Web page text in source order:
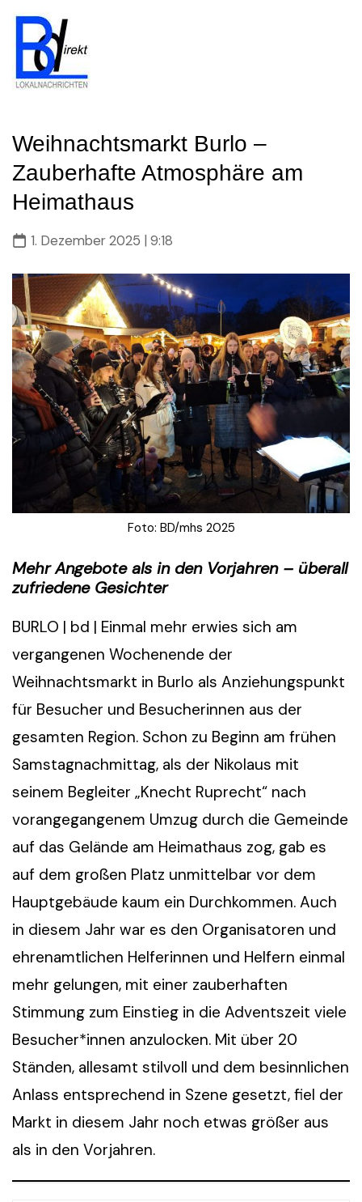
Skip
to
content
Weihnachtsmarkt Burlo –
Zauberhafte Atmosphäre am
Heimathaus
1. Dezember 2025 | 9:18
Foto: BD/mhs 2025
Mehr Angebote als in den Vorjahren – überall
zufriedene Gesichter
BURLO | bd | Einmal mehr erwies sich am
vergangenen Wochenende der
Weihnachtsmarkt in Burlo als Anziehungspunkt
für Besucher und Besucherinnen aus der
gesamten Region. Schon zu Beginn am frühen
Samstagnachmittag, als der Nikolaus mit
seinem Begleiter „Knecht Ruprecht“ nach
vorangegangenem Umzug durch die Gemeinde
auf das Gelände am Heimathaus zog, gab es
auf dem großen Platz unmittelbar vor dem
Hauptgebäude kaum ein Durchkommen. Auch
in diesem Jahr war es den Organisatoren und
ehrenamtlichen Helferinnen und Helfern einmal
mehr gelungen, mit einer zauberhaften
Stimmung zum Einstieg in die Adventszeit viele
Besucher*innen anzulocken. Mit über 20
Ständen, allesamt stilvoll und dem besinnlichen
Anlass entsprechend in Szene gesetzt, fiel der
Markt in diesem Jahr noch etwas größer aus
als in den Vorjahren.